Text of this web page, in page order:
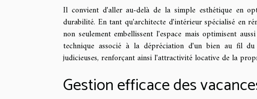
Il convient d'aller au-delà de la simple esthétique en
durabilité. En tant qu'architecte d'intérieur spécialisé en
non seulement embellissent l'espace mais optimisent
technique associé à la dépréciation d'un bien au fil
judicieuses, renforçant ainsi l'attractivité locative de la
Gestion efficace des